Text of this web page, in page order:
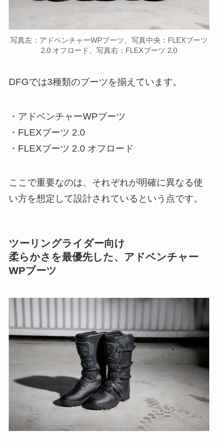
写真左：アドベンチャーWPブーツ、写真中央：FLEXブーツ
2.0 オフロード、写真右：FLEXブーツ 2.0
DFGでは3種類のブーツを揃えています。
・アドベンチャーWPブーツ
・FLEXブーツ 2.0
・FLEXブーツ 2.0 オフロード
ここで重要なのは、それぞれが明確に異なる使
い方を想定して設計されているという点です。
ツーリングライダー向け
柔らかさを最優先した、アドベンチャー
WPブーツ